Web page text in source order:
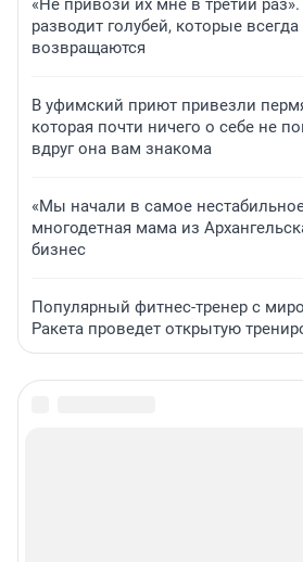
«Не привози их мне в третий
разводит голубей, которые
возвращаются
В уфимский приют привезли
которая почти ничего о себе не
вдруг она вам знакома
«Мы начали в самое
многодетная мама из
бизнес
Популярный фитнес-тренер с
Ракета проведет открытую